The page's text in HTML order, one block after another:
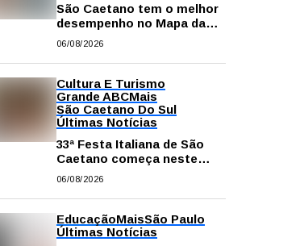
São Caetano tem o melhor
desempenho no Mapa da
Desigualdade da Grande SP
06/08/2026
Cultura E Turismo
Grande ABCMais
São Caetano Do Sul
Últimas Notícias
33ª Festa Italiana de São
Caetano começa neste
sábado com mais barracas
e atrações
06/08/2026
EducaçãoMaisSão Paulo
Últimas Notícias